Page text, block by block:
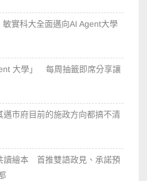
實科大全面邁向AI Agent大學
大學」 每周抽籤即席分享讓
市府目前的施政方向都搞不清
讀繪本 首推雙語政見、承諾預